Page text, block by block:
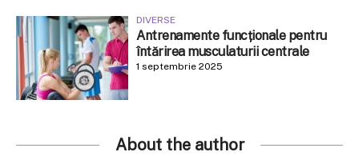
DIVERSE
Antrenamente funcționale pentru
întărirea musculaturii centrale
1 septembrie 2025
About the author